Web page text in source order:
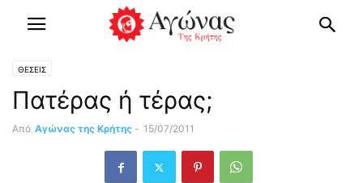
ΘΕΣΕΙΣ
Πατέρας ή τέρας;
Από Αγώνας της Κρήτης - 15/07/2011